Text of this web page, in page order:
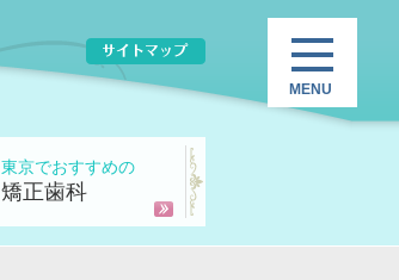
東京でおすすめの
矯正歯科